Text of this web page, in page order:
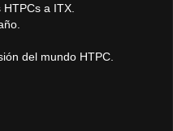
a ITX.
del mundo HTPC.